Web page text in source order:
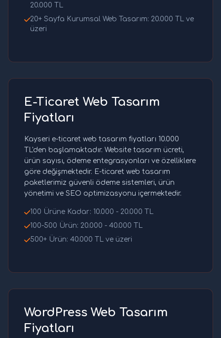
20.000 TL
20+ Sayfa Kurumsal Web Tasarım: 20.000 TL ve
üzeri
E-Ticaret Web Tasarım
Fiyatları
Kayseri e-ticaret web tasarım fiyatları 10.000
TL'den başlamaktadır. Website tasarım ücreti,
ürün sayısı, ödeme entegrasyonları ve özelliklere
göre değişmektedir. E-ticaret web tasarım
paketlerimiz güvenli ödeme sistemleri, ürün
yönetimi ve SEO optimizasyonu içermektedir.
100 Ürüne Kadar: 10.000 - 20.000 TL
100-500 Ürün: 20.000 - 40.000 TL
500+ Ürün: 40.000 TL ve üzeri
WordPress Web Tasarım
Fiyatları